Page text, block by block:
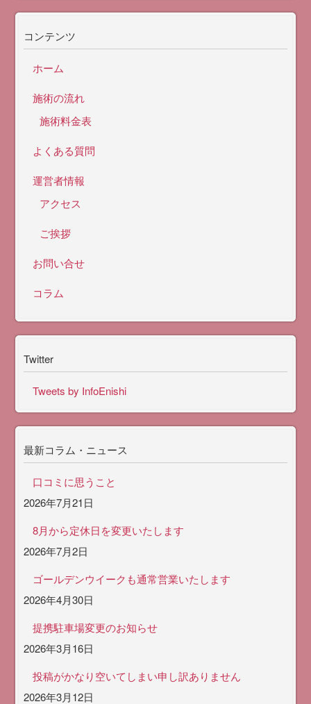
コンテンツ
ホーム
施術の流れ
施術料金表
よくある質問
運営者情報
アクセス
ご挨拶
お問い合せ
コラム
Twitter
Tweets by InfoEnishi
最新コラム・ニュース
口コミに思うこと
2026年7月21日
8月から定休日を変更いたします
2026年7月2日
ゴールデンウイークも通常営業いたします
2026年4月30日
提携駐車場変更のお知らせ
2026年3月16日
投稿がかなり空いてしまい申し訳ありません
2026年3月12日